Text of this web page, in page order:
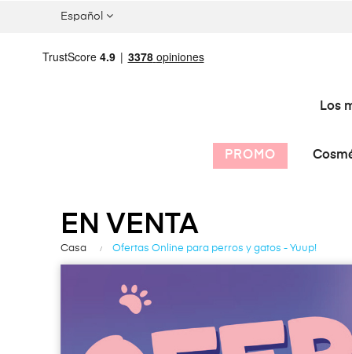
Español
Los
PROMO
EN VENTA
Casa Ofertas Online para perros y gatos - Yuup!